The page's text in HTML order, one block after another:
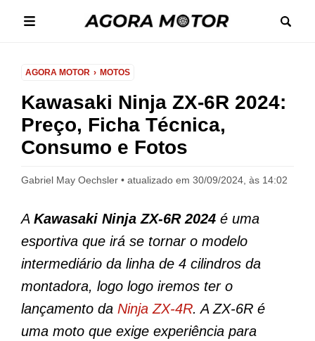
AGORA MOTOR MOTOS
Kawasaki Ninja ZX-6R 2024:
Preço, Ficha Técnica,
Consumo e Fotos
Gabriel May Oechsler atualizado em 30/09/2024, às 14:02
A Kawasaki Ninja ZX-6R 2024 é uma
esportiva que irá se tornar o modelo
intermediário da linha de 4 cilindros da
montadora, logo logo iremos ter o
lançamento da Ninja ZX-4R. A ZX-6R é
uma moto que exige experiência para